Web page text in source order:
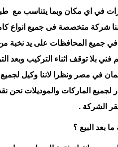
في اي مكان وبما يتناسب مع
شركة متخصصة فى جميع انواع
في جميع المحافظات على يد نخبة
دعم فني بلا توقف اثناء التركيب
في مصر ونظرا لاننا وكيل لجميع
لجميع الماركات والموديلات
الشركة .
بعد البيع ؟